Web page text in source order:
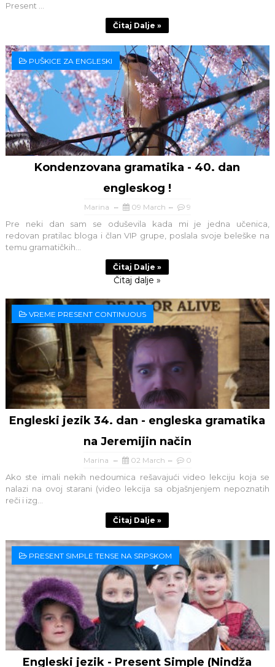
Present ...
Čitaj Dalje »
PUŠKICE ZA ENGLESKI
Kondenzovana gramatika - 40. dan
engleskog !
Marina 09 March 9
Pre neki dan sam se oduševila kada mi je jedna učenica,
redovan pratilac bloga i član VIP grupe, poslala svoje beleške na
temu gramatičkih...
Čitaj Dalje »
Čitaj dalje »
VREME PRESENT CONTINUOUS
Engleski jezik 34. dan - engleska gramatika
na Jeremijin način
Marina 02 March 0
Ako ste imali nekih nedoumica rešavajući video lekciju koja se
nalazi na ovoj starani (video lekcija sa objašnjenjem nepoznatih
reči i izg...
Čitaj Dalje »
PRESENT SIMPLE TENSE NA SRPSKOM
Engleski jezik - Present Simple (Nindža